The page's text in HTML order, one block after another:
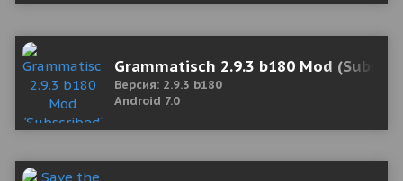
Grammatisch 2.9.3 b180 Mod
Версия: 2.9.3 b180
Android 7.0